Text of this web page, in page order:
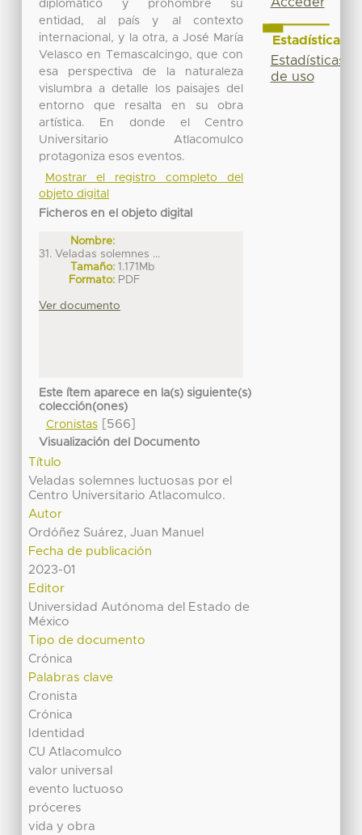
diplomático y prohombre su
entidad, al país y al contexto
internacional, y la otra, a José María
Velasco en Temascalcingo, que con
esa perspectiva de la naturaleza
vislumbra a detalle los paisajes del
entorno que resalta en su obra
artística. En donde el Centro
Universitario Atlacomulco
protagoniza esos eventos.
Mostrar el registro completo del
objeto digital
Ficheros en el objeto digital
Nombre:
31. Veladas solemnes ...
Tamaño: 1.171Mb
Formato: PDF
Ver documento
Este ítem aparece en la(s) siguiente(s)
colección(ones)
Cronistas[566]
Visualización del Documento
Título
Veladas solemnes luctuosas por el
Centro Universitario Atlacomulco.
Autor
Ordóñez Suárez, Juan Manuel
Fecha de publicación
2023-01
Editor
Universidad Autónoma del Estado de
México
Tipo de documento
Crónica
Palabras clave
Cronista
Crónica
Identidad
CU Atlacomulco
valor universal
evento luctuoso
próceres
vida y obra
Estadísticas
Estadísticas
de uso